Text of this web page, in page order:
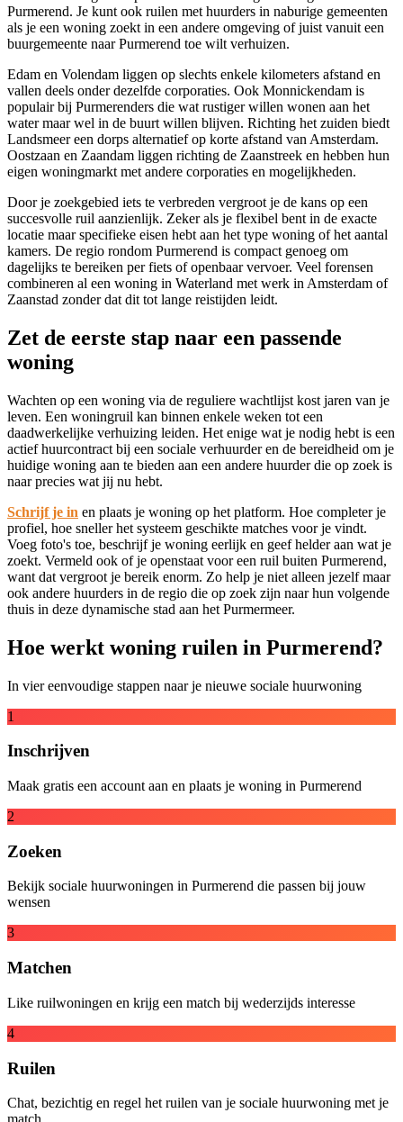
Purmerend. Je kunt ook ruilen met huurders in naburige gemeenten
als je een woning zoekt in een andere omgeving of juist vanuit een
buurgemeente naar Purmerend toe wilt verhuizen.
Edam en Volendam liggen op slechts enkele kilometers afstand en
vallen deels onder dezelfde corporaties. Ook Monnickendam is
populair bij Purmerenders die wat rustiger willen wonen aan het
water maar wel in de buurt willen blijven. Richting het zuiden biedt
Landsmeereen dorps alternatief op korte afstand van Amsterdam.
Oostzaan en Zaandam liggen richting de Zaanstreek en hebben hun
eigen woningmarkt met andere corporaties en mogelijkheden.
Door je zoekgebied iets te verbreden vergroot je de kans op een
succesvolle ruil aanzienlijk. Zeker als je flexibel bent in de exacte
locatie maar specifieke eisen hebt aan het type woning of het aantal
kamers. De regio rondom Purmerend is compact genoeg om
dagelijks te bereiken per fiets of openbaar vervoer. Veel forensen
combineren al een woning in Waterland met werk in Amsterdam of
Zaanstad zonder dat dit tot lange reistijden leidt.
Zet de eerste stap naar een passende
woning
Wachten op een woning via de reguliere wachtlijst kost jaren van je
leven. Een woningruil kan binnen enkele weken tot een
daadwerkelijke verhuizing leiden. Het enige wat je nodig hebt is een
actief huurcontract bij een sociale verhuurder en de bereidheid om je
huidige woning aan te bieden aan een andere huurder die op zoek is
naar precies wat jij nu hebt.
Schrijf je in en plaats je woning op het platform. Hoe completer je
profiel, hoe sneller het systeem geschikte matches voor je vindt.
Voeg foto's toe, beschrijf je woning eerlijk en geef helder aan wat je
zoekt. Vermeld ook of je openstaat voor een ruil buiten Purmerend,
want dat vergroot je bereik enorm. Zo help je niet alleen jezelf maar
ook andere huurders in de regio die op zoek zijn naar hun volgende
thuis in deze dynamische stad aan het Purmermeer.
Hoe werkt woning ruilen in Purmerend?
In vier eenvoudige stappen naar je nieuwe sociale huurwoning
1
Inschrijven
Maak gratis een account aan en plaats je woning in Purmerend
2
Zoeken
Bekijk sociale huurwoningen in Purmerend die passen bij jouw
wensen
3
Matchen
Like ruilwoningen en krijg een match bij wederzijds interesse
4
Ruilen
Chat, bezichtig en regel het ruilen van je sociale huurwoning met je